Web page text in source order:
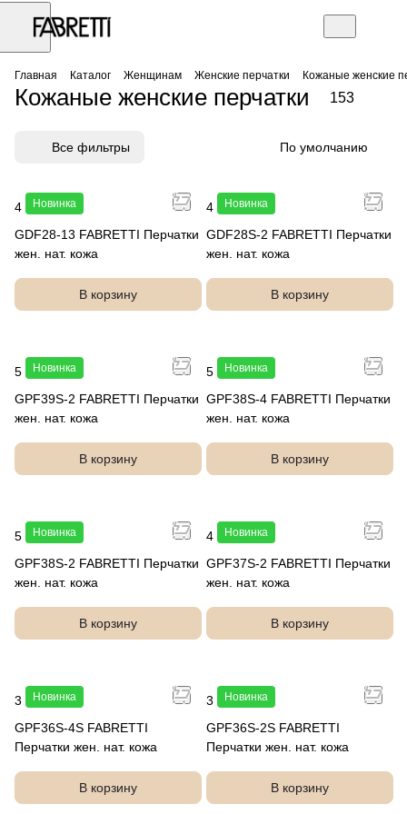
Главная Каталог Женщинам Женские перчатки Кожаные женские
Кожаные женские перчатки 153
Все фильтры По умолчанию
Новинка
4 990 руб.
GDF28-13 FABRETTI Перчатки
жен. нат. кожа
В корзину
Новинка
4 990 руб.
GDF28S-2 FABRETTI Перчатки
жен. нат. кожа
В корзину
Новинка
5 490 руб.
GPF39S-2 FABRETTI Перчатки
жен. нат. кожа
В корзину
Новинка
5 990 руб.
GPF38S-4 FABRETTI Перчатки
жен. нат. кожа
В корзину
Новинка
5 490 руб.
GPF38S-2 FABRETTI Перчатки
жен. нат. кожа
В корзину
Новинка
4 990 руб.
GPF37S-2 FABRETTI Перчатки
жен. нат. кожа
В корзину
Новинка
3 990 руб.
GPF36S-4S FABRETTI
Перчатки жен. нат. кожа
В корзину
Новинка
3 490 руб.
GPF36S-2S FABRETTI
Перчатки жен. нат. кожа
В корзину